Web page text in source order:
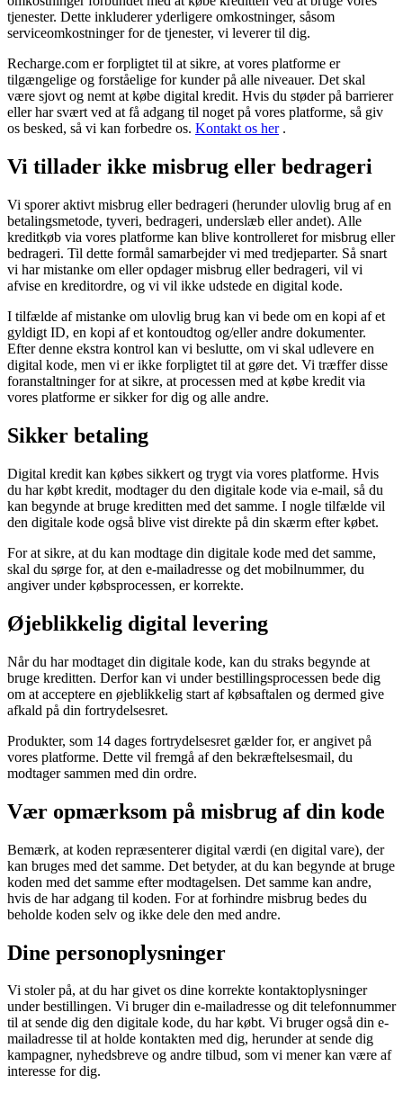
tjenester. Dette inkluderer yderligere omkostninger, såsom
serviceomkostninger for de tjenester, vi leverer til dig.
Recharge.com er forpligtet til at sikre, at vores platforme er
tilgængelige og forståelige for kunder på alle niveauer. Det skal
være sjovt og nemt at købe digital kredit. Hvis du støder på barrierer
eller har svært ved at få adgang til noget på vores platforme, så giv
os besked, så vi kan forbedre os. Kontakt os her.
Vi tillader ikke misbrug eller bedrageri
Vi sporer aktivt misbrug eller bedrageri (herunder ulovlig brug af en
betalingsmetode, tyveri, bedrageri, underslæb eller andet). Alle
kreditkøb via vores platforme kan blive kontrolleret for misbrug eller
bedrageri. Til dette formål samarbejder vi med tredjeparter. Så snart
vi har mistanke om eller opdager misbrug eller bedrageri, vil vi
afvise en kreditordre, og vi vil ikke udstede en digital kode.
I tilfælde af mistanke om ulovlig brug kan vi bede om en kopi af et
gyldigt ID, en kopi af et kontoudtog og/eller andre dokumenter.
Efter denne ekstra kontrol kan vi beslutte, om vi skal udlevere en
digital kode, men vi er ikke forpligtet til at gøre det. Vi træffer disse
foranstaltninger for at sikre, at processen med at købe kredit via
vores platforme er sikker for dig og alle andre.
Sikker betaling
Digital kredit kan købes sikkert og trygt via vores platforme. Hvis
du har købt kredit, modtager du den digitale kode via e-mail, så du
kan begynde at bruge kreditten med det samme. I nogle tilfælde vil
den digitale kode også blive vist direkte på din skærm efter købet.
For at sikre, at du kan modtage din digitale kode med det samme,
skal du sørge for, at den e-mailadresse og det mobilnummer, du
angiver under købsprocessen, er korrekte.
Øjeblikkelig digital levering
Når du har modtaget din digitale kode, kan du straks begynde at
bruge kreditten. Derfor kan vi under bestillingsprocessen bede dig
om at acceptere en øjeblikkelig start af købsaftalen og dermed give
afkald på din fortrydelsesret.
Produkter, som 14 dages fortrydelsesret gælder for, er angivet på
vores platforme. Dette vil fremgå af den bekræftelsesmail, du
modtager sammen med din ordre.
Vær opmærksom på misbrug af din kode
Bemærk, at koden repræsenterer digital værdi (en digital vare), der
kan bruges med det samme. Det betyder, at du kan begynde at bruge
koden med det samme efter modtagelsen. Det samme kan andre,
hvis de har adgang til koden. For at forhindre misbrug bedes du
beholde koden selv og ikke dele den med andre.
Dine personoplysninger
Vi stoler på, at du har givet os dine korrekte kontaktoplysninger
under bestillingen. Vi bruger din e-mailadresse og dit telefonnummer
til at sende dig den digitale kode, du har købt. Vi bruger også din e-
mailadresse til at holde kontakten med dig, herunder at sende dig
kampagner, nyhedsbreve og andre tilbud, som vi mener kan være af
interesse for dig.